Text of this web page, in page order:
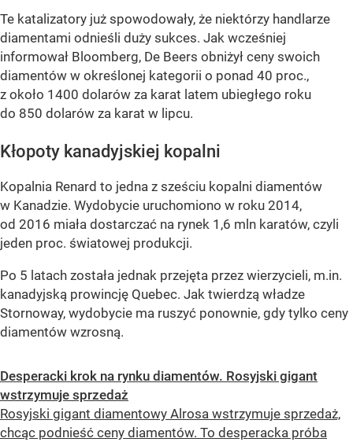
Te katalizatory już spowodowały, że niektórzy handlarze
diamentami odnieśli duży sukces. Jak wcześniej
informował Bloomberg, De Beers obniżył ceny swoich
diamentów w określonej kategorii o ponad 40 proc.,
z około 1400 dolarów za karat latem ubiegłego roku
do 850 dolarów za karat w lipcu.
Kłopoty kanadyjskiej kopalni
Kopalnia Renard to jedna z sześciu kopalni diamentów
w Kanadzie. Wydobycie uruchomiono w roku 2014,
od 2016 miała dostarczać na rynek 1,6 mln karatów, czyli
jeden proc. światowej produkcji.
Po 5 latach została jednak przejęta przez wierzycieli, m.in.
kanadyjską prowincję Quebec. Jak twierdzą władze
Stornoway, wydobycie ma ruszyć ponownie, gdy tylko ceny
diamentów wzrosną.
Desperacki krok na rynku diamentów. Rosyjski gigant
wstrzymuje sprzedaż
Rosyjski gigant diamentowy Alrosa wstrzymuje sprzedaż,
chcąc podnieść ceny diamentów. To desperacka próba